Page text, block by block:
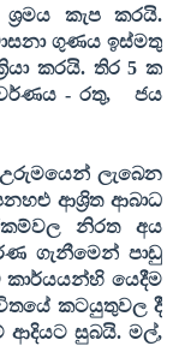
කැප කරයි.
ගුණය ඉස්මතු
කරයි. තිර5 ක
- රතු,
ජය
උරුමයෙන් ලැබෙන
ආශ්‍රිත ආබාධ
නිරත අය
ගැනීමෙන් පාඩු
කාර්යයන්හි යෙදීම
කටයුතුවල දී
ආදියට සුබයි. මල්,